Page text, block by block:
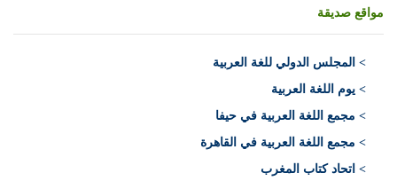
مواقع صديقة
> المجلس الدولي للغة العربية
> يوم اللغة العربية
> مجمع اللغة العربية في حيفا
> مجمع اللغة العربية في القاهرة
> اتحاد كتاب المغرب